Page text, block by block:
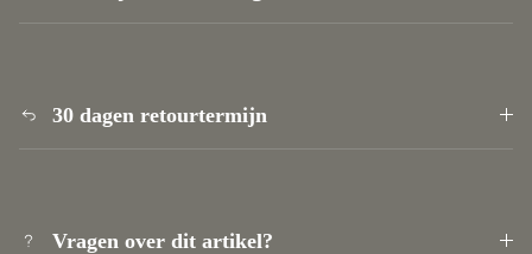
30 dagen retourtermijn
Vragen over dit artikel?